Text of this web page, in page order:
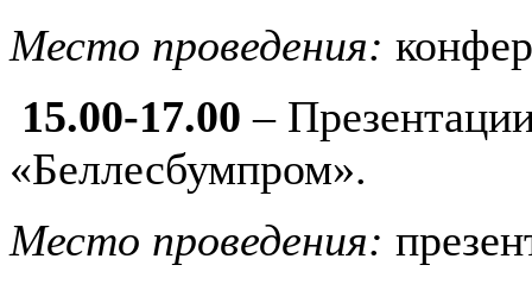
Место проведения:
15.00-17.00 –
«Беллесбумпром».
Место проведения: